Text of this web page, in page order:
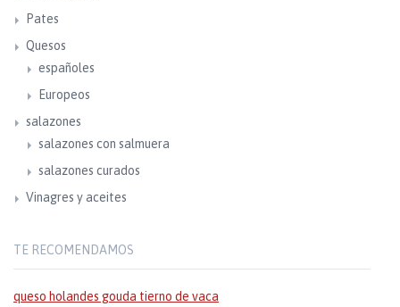
Pates
Quesos
españoles
Europeos
salazones
salazones con salmuera
salazones curados
Vinagres y aceites
TE RECOMENDAMOS
queso holandes gouda tierno de vaca